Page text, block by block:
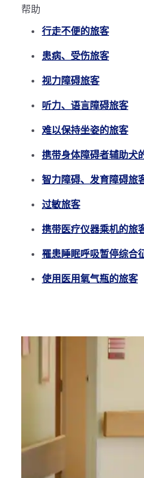
帮助
行走不便的旅客
患病、受伤旅客
视力障碍旅客
听力、语言障碍旅客
难以保持坐姿的旅客
携带身体障碍者辅助犬
智力障碍、发育障碍旅
过敏旅客
携带医疗仪器乘机的旅
罹患睡眠呼吸暂停综合
使用医用氧气瓶的旅客